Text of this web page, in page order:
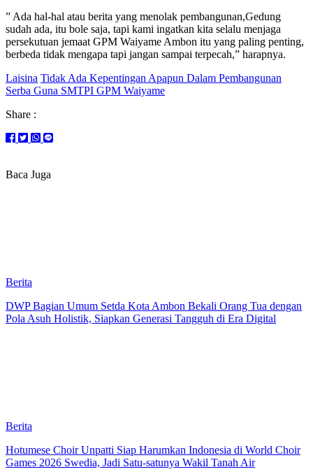
” Ada hal-hal atau berita yang menolak pembangunan,Gedung
sudah ada, itu bole saja, tapi kami ingatkan kita selalu menjaga
persekutuan jemaat GPM Waiyame Ambon itu yang paling penting,
berbeda tidak mengapa tapi jangan sampai terpecah,” harapnya.
Laisina Tidak Ada Kepentingan Apapun Dalam Pembangunan
Serba Guna SMTPI GPM Waiyame
Share :
Baca Juga
Berita
DWP Bagian Umum Setda Kota Ambon Bekali Orang Tua dengan
Pola Asuh Holistik, Siapkan Generasi Tangguh di Era Digital
Berita
Hotumese Choir Unpatti Siap Harumkan Indonesia di World Choir
Games 2026 Swedia, Jadi Satu-satunya Wakil Tanah Air